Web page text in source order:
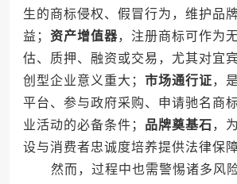
生的商标侵权、假冒行为，维护品
益； 资产增值器，注册商标可作为
估、质押、融资或交易，尤其对宜
创型企业意义重大； 市场通行证，
平台、参与政府采购、申请驰名商
业活动的必备条件； 品牌奠基石，
设与消费者忠诚度培养提供法律保障
然而，过程中也需警惕诸多风险